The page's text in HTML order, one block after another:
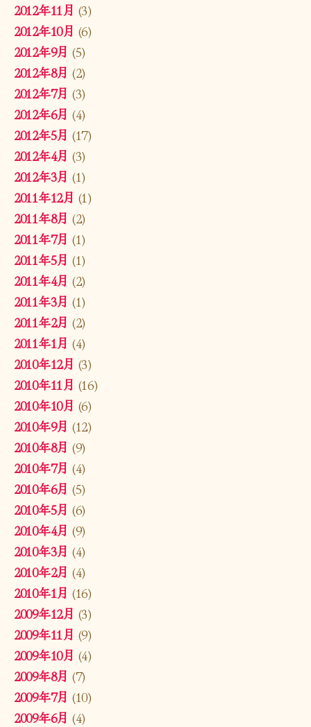
2012年11月 (3)
2012年10月 (6)
2012年9月 (5)
2012年8月 (2)
2012年7月 (3)
2012年6月 (4)
2012年5月 (17)
2012年4月 (3)
2012年3月 (1)
2011年12月 (1)
2011年8月 (2)
2011年7月 (1)
2011年5月 (1)
2011年4月 (2)
2011年3月 (1)
2011年2月 (2)
2011年1月 (4)
2010年12月 (3)
2010年11月 (16)
2010年10月 (6)
2010年9月 (12)
2010年8月 (9)
2010年7月 (4)
2010年6月 (5)
2010年5月 (6)
2010年4月 (9)
2010年3月 (4)
2010年2月 (4)
2010年1月 (16)
2009年12月 (3)
2009年11月 (9)
2009年10月 (4)
2009年8月 (7)
2009年7月 (10)
2009年6月 (4)